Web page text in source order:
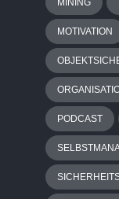
MOTIVATION
PODCAST